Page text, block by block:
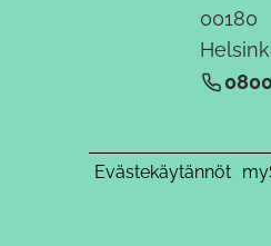
00180
Evästekäytännöt